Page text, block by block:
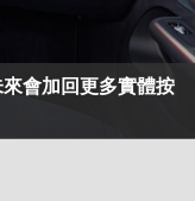
會加回更多實體按